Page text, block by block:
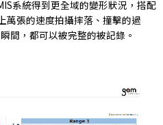
系統得到更全域的變形狀況，搭配
萬張的速度拍攝摔落、撞擊的過
間，都可以被完整的被記錄。